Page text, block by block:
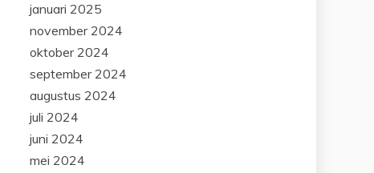
januari 2025
november 2024
oktober 2024
september 2024
augustus 2024
juli 2024
juni 2024
mei 2024